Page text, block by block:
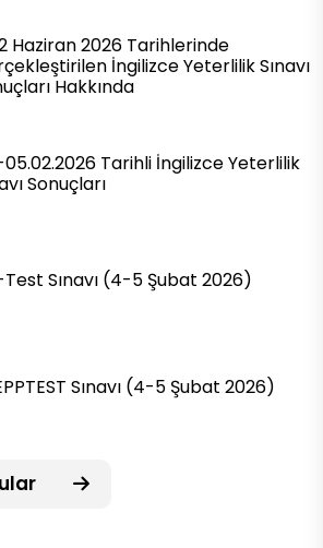
Haziran 2026 Tarihlerinde
İngilizce Yeterlilik Sınavı
Hakkında
Tarihli İngilizce Yeterlilik
Sonuçları
Sınavı (4-5 Şubat 2026)
Sınavı (4-5 Şubat 2026)